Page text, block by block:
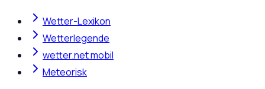
Wetter-Lexikon
Wetterlegende
wetter.net mobil
Meteorisk